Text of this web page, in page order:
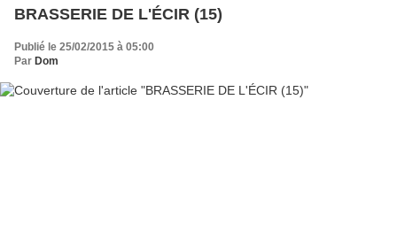
BRASSERIE DE L'ÉCIR (15)
Publié le 25/02/2015 à 05:00
Par Dom